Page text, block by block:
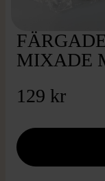
MIXADE
129 kr